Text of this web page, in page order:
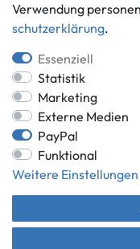
Zahlung und Versand
Batterieentsorgung
*Alle Preise inkl.
** gilt für Lieferungen
Länder
© Game
Verwendung
schutz­erklärung.
Essenziell
Statistik
Marketing
Externe Medien
PayPal
Funktional
Weitere Einstellungen